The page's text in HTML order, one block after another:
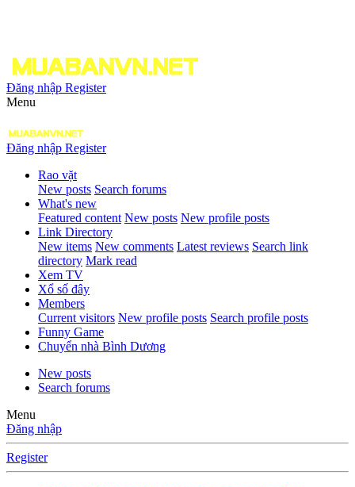
Đăng nhập Register
Menu
Đăng nhập Register
Rao vặt
New posts Search forums
What's new
Featured content New posts New profile posts
Link Directory
New items New comments Latest reviews Search link
directory Mark read
Xem TV
Xổ số đây
Members
Current visitors New profile posts Search profile posts
Funny Game
Chuyển nhà Bình Dương
New posts
Search forums
Menu
Đăng nhập
Register